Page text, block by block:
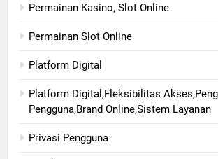
Permainan Kasino, Slot Online
Permainan Slot Online
Platform Digital
Platform Digital,Fleksibilitas
Pengguna,Brand Online,Sistem Layanan
Privasi Pengguna